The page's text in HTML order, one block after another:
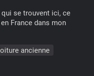
se trouvent ici, ce
France dans mon
ancienne